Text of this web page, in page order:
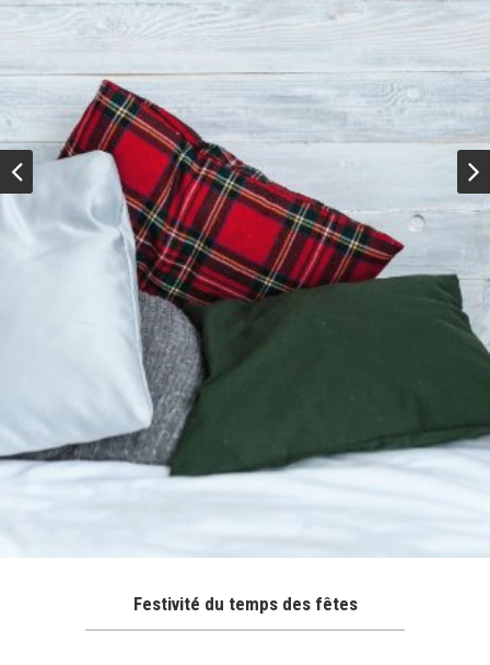
Festivité du temps des fêtes